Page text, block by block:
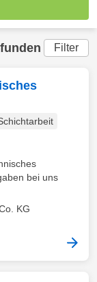
Filter
bei uns
KG